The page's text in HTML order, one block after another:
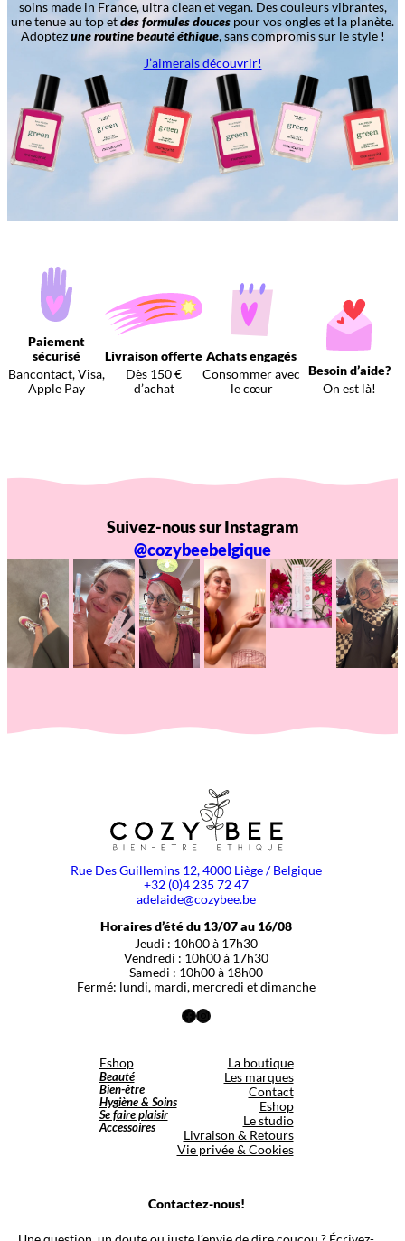
soins made in France, ultra clean et vegan. Des couleurs vibrantes,
une tenue au top etdes formules douces pour vos ongles et la planète.
Adoptezune routine beauté éthique, sans compromis sur le style !
J’aimerais découvrir!
Paiement
sécurisé
Bancontact, Visa,
Apple Pay
Livraison offerte
Dès 150 €
d’achat
Achats engagés
Consommer avec
le cœur
Besoin d’aide?
On est là!
Suivez-nous sur Instagram
@cozybeebelgique
Rue Des Guillemins 12, 4000 Liège / Belgique
+32 (0)4 235 72 47
adelaide@cozybee.be
Horaires d’été du 13/07 au 16/08
Jeudi : 10h00 à 17h30
Vendredi : 10h00 à 17h30
Samedi : 10h00 à 18h00
Fermé: lundi, mardi, mercredi et dimanche
Facebook
Instagram
Eshop
Beauté
Bien-être
Hygiène & Soins
Se faire plaisir
Accessoires
La boutique
Les marques
Contact
Eshop
Le studio
Livraison & Retours
Vie privée & Cookies
Contactez-nous!